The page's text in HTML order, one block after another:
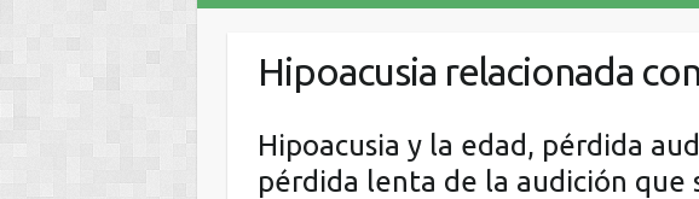
Hipoacusia relacionada
Hipoacusia y la edad, pérdida
pérdida lenta de la audición que